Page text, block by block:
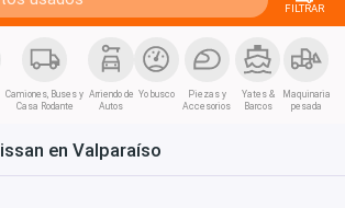
FILTRAR
Camiones, Buses y
Casa Rodante
Arriendo de
Autos
Yo busco
Piezas y
Accesorios
Yates &
Barcos
Maquinaria
pesada
en Valparaíso